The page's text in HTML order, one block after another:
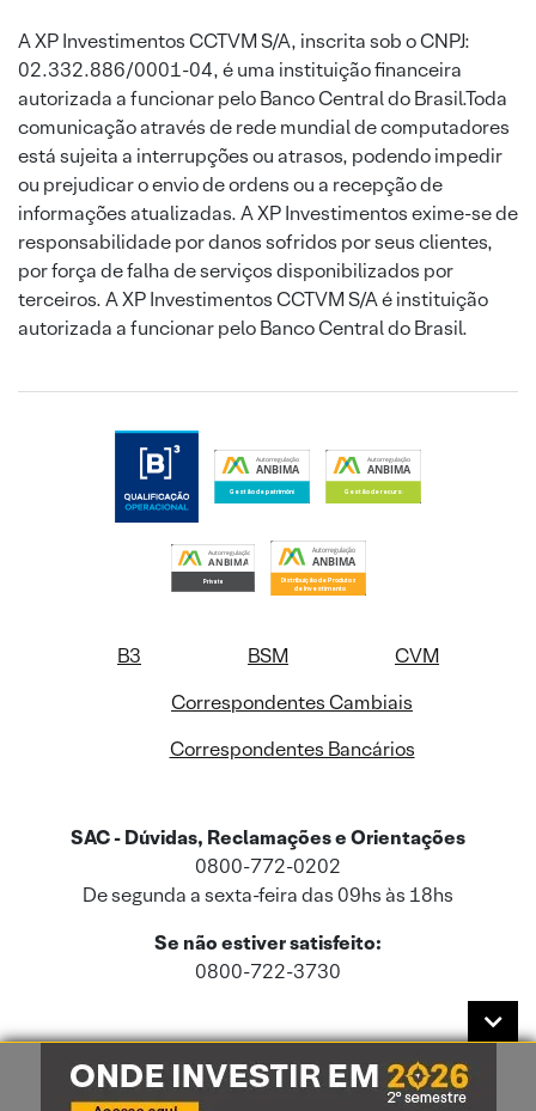
A XP Investimentos CCTVM S/A, inscrita sob o CNPJ:
02.332.886/0001-04, é uma instituição financeira
autorizada a funcionar pelo Banco Central do Brasil.Toda
comunicação através de rede mundial de computadores
está sujeita a interrupções ou atrasos, podendo impedir
ou prejudicar o envio de ordens ou a recepção de
informações atualizadas. A XP Investimentos exime-se de
responsabilidade por danos sofridos por seus clientes,
por força de falha de serviços disponibilizados por
terceiros. A XP Investimentos CCTVM S/A é instituição
autorizada a funcionar pelo Banco Central do Brasil.
B3 BSM
CVM
Correspondentes Cambiais
Correspondentes Bancários
SAC - Dúvidas, Reclamações e Orientações
0800-772-0202
De segunda a sexta-feira das 09hs às 18hs
Se não estiver satisfeito:
0800-722-3730
Este site usa cookies e dados pessoais de acordo com a nossaPolítica de
Cookies
e a nossaPolítica de Privacidade.